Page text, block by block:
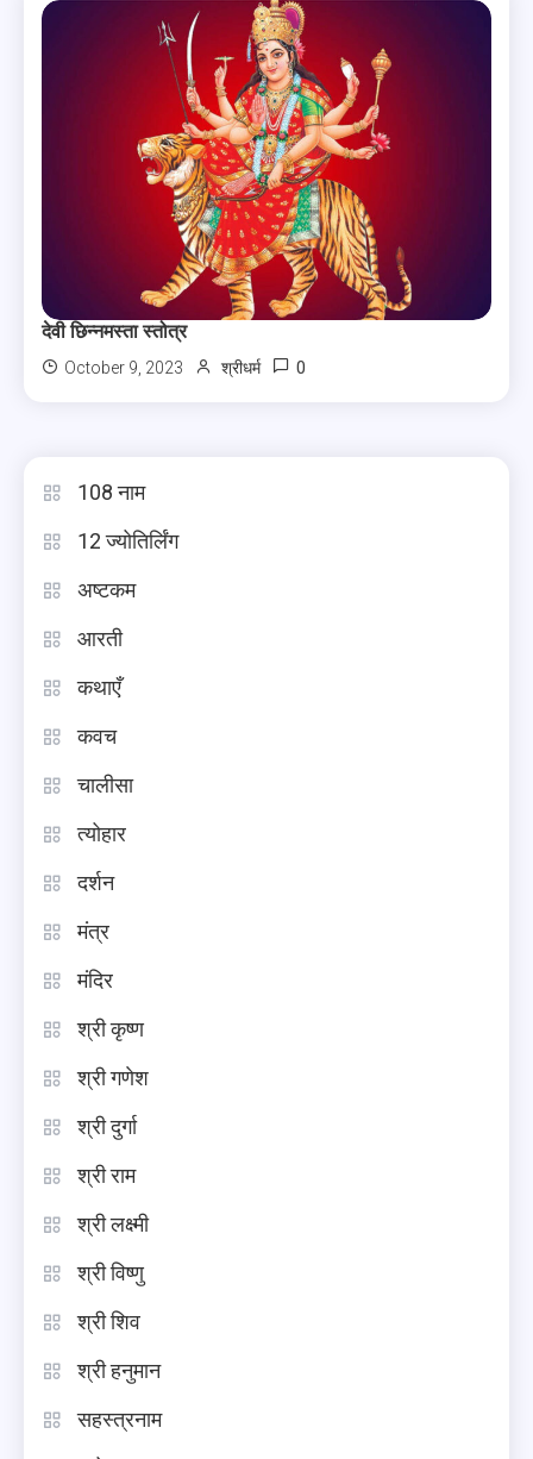
देवी छिन्नमस्ता स्तोत्र
October 9, 2023 श्रीधर्म 0
108 नाम
12 ज्योतिर्लिंग
अष्टकम
आरती
कथाएँ
कवच
चालीसा
त्योहार
दर्शन
मंत्र
मंदिर
श्री कृष्ण
श्री गणेश
श्री दुर्गा
श्री राम
श्री लक्ष्मी
श्री विष्णु
श्री शिव
श्री हनुमान
सहस्त्रनाम